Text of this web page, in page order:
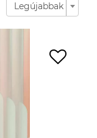
Legújabbak